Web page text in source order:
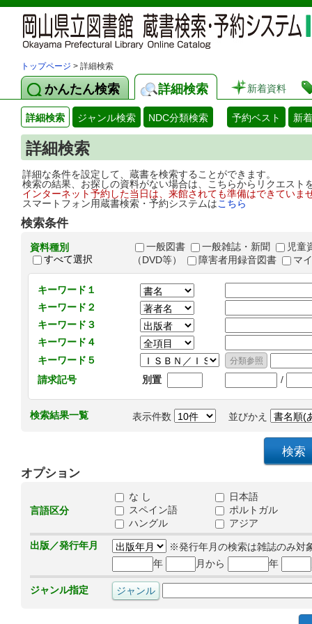
トップページ > 詳細検索
かんたん検索 詳細検索 新着資料
詳細検索 ジャンル検索 NDC分類検索 予約ベスト 新
詳細検索
詳細な条件を設定して、蔵書を検索することができます。
検索の結果、お探しの資料がない場合は、こちらからリクエス
インターネット予約した当日は、来館されても準備はできてい
スマートフォン用蔵書検索・予約システムはこちら
検索条件
資料種別
すべて選択
一般図書 一般雑誌・新聞
児童
（DVD等）
障害者用録音図書 マ
キーワード１
キーワード２
キーワード３
キーワード４
キーワード５
請求記号
別置 /
検索結果一覧 表示件数 並びかえ
オプション
言語区分
な し
日本語
スペイン語
ポルトガル
ハングル
アジア
出版／発行年月
※発行年月の検索は雑誌のみ対
年
月から 年
ジャンル指定